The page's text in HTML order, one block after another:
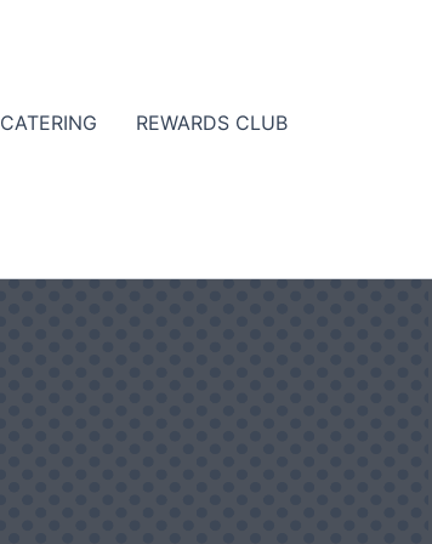
CATERING
REWARDS CLUB